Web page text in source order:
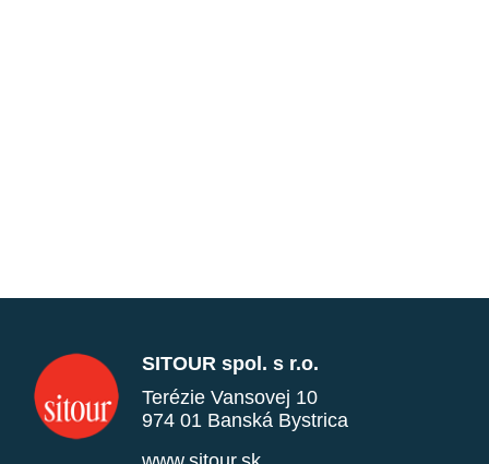
SITOUR spol. s r.o.
Terézie Vansovej 10
974 01 Banská Bystrica